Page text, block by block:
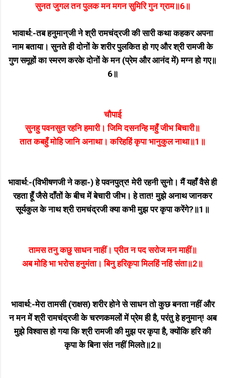
सुनत जुगल तन पुलक मन मगन सुमिरि गुन ग्राम॥6॥
भावार्थ:-तब हनुमान्‌जी ने श्री रामचंद्रजी की सारी कथा कहकर अपना
नाम बताया। सुनते ही दोनों के शरीर पुलकित हो गए और श्री रामजी के
गुण समूहों का स्मरण करके दोनों के मन (प्रेम और आनंद में) मग्न हो गए॥
6॥
चौपाई
सुनहु पवनसुत रहनि हमारी। जिमि दसनन्हि महुँ जीभ बिचारी॥
तात कबहुँ मोहि जानि अनाथा। करिहहिं कृपा भानुकुल नाथा॥1॥
भावार्थ:-(विभीषणजी ने कहा-) हे पवनपुत्र! मेरी रहनी सुनो। मैं यहाँ वैसे ही
रहता हूँ जैसे दाँतों के बीच में बेचारी जीभ। हे तात! मुझे अनाथ जानकर
सूर्यकुल के नाथ श्री रामचंद्रजी क्या कभी मुझ पर कृपा करेंगे?॥1॥
तामस तनु कछु साधन नाहीं। प्रीत न पद सरोज मन माहीं॥
अब मोहि भा भरोस हनुमंता। बिनु हरिकृपा मिलहिं नहिं संता॥2॥
भावार्थ:-मेरा तामसी (राक्षस) शरीर होने से साधन तो कुछ बनता नहीं और
न मन में श्री रामचंद्रजी के चरणकमलों में प्रेम ही है, परंतु हे हनुमान्‌! अब
मुझे विश्वास हो गया कि श्री रामजी की मुझ पर कृपा है, क्योंकि हरि की
कृपा के बिना संत नहीं मिलते॥2॥